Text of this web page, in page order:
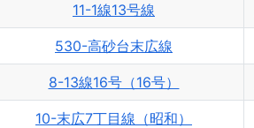
11-1線13号線
530-高砂台末広線
8-13線16号（16号）
10-末広7丁目線（昭和）